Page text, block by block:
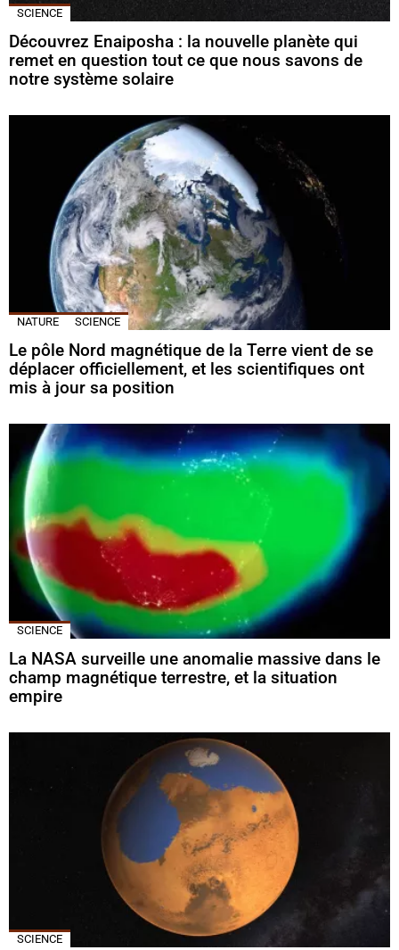
SCIENCE
Découvrez Enaiposha : la nouvelle planète qui
remet en question tout ce que nous savons de
notre système solaire
NATURE SCIENCE
Le pôle Nord magnétique de la Terre vient de se
déplacer officiellement, et les scientifiques ont
mis à jour sa position
SCIENCE
La NASA surveille une anomalie massive dans le
champ magnétique terrestre, et la situation
empire
SCIENCE